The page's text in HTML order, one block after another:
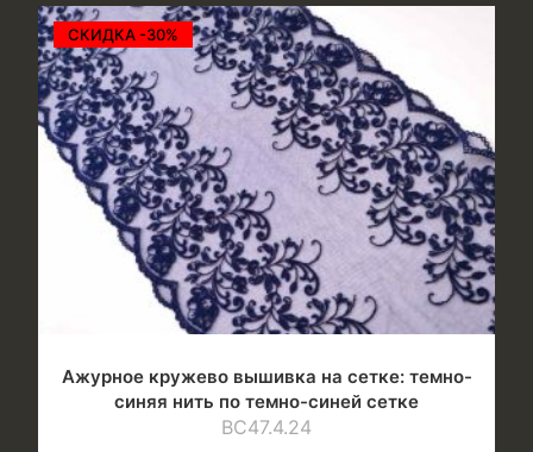
СКИДКА -30%
Ажурное кружево вышивка на сетке: темно-
синяя нить по темно-синей сетке
ВС47.4.24